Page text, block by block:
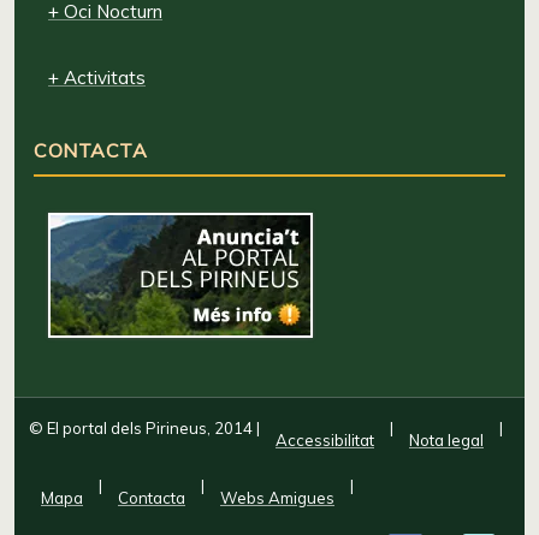
+ Oci Nocturn
+ Activitats
CONTACTA
© El portal dels Pirineus, 2014|
Accessibilitat
|
Nota legal
|
Mapa
|
Contacta
|
Webs Amigues
|